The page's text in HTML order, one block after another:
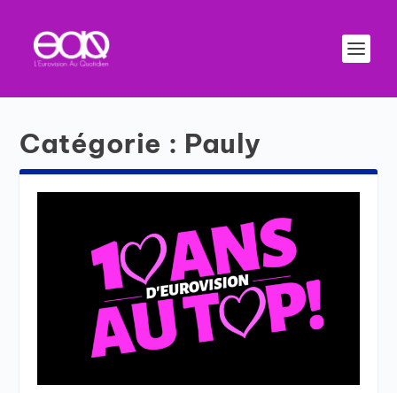
Catégorie : Pauly